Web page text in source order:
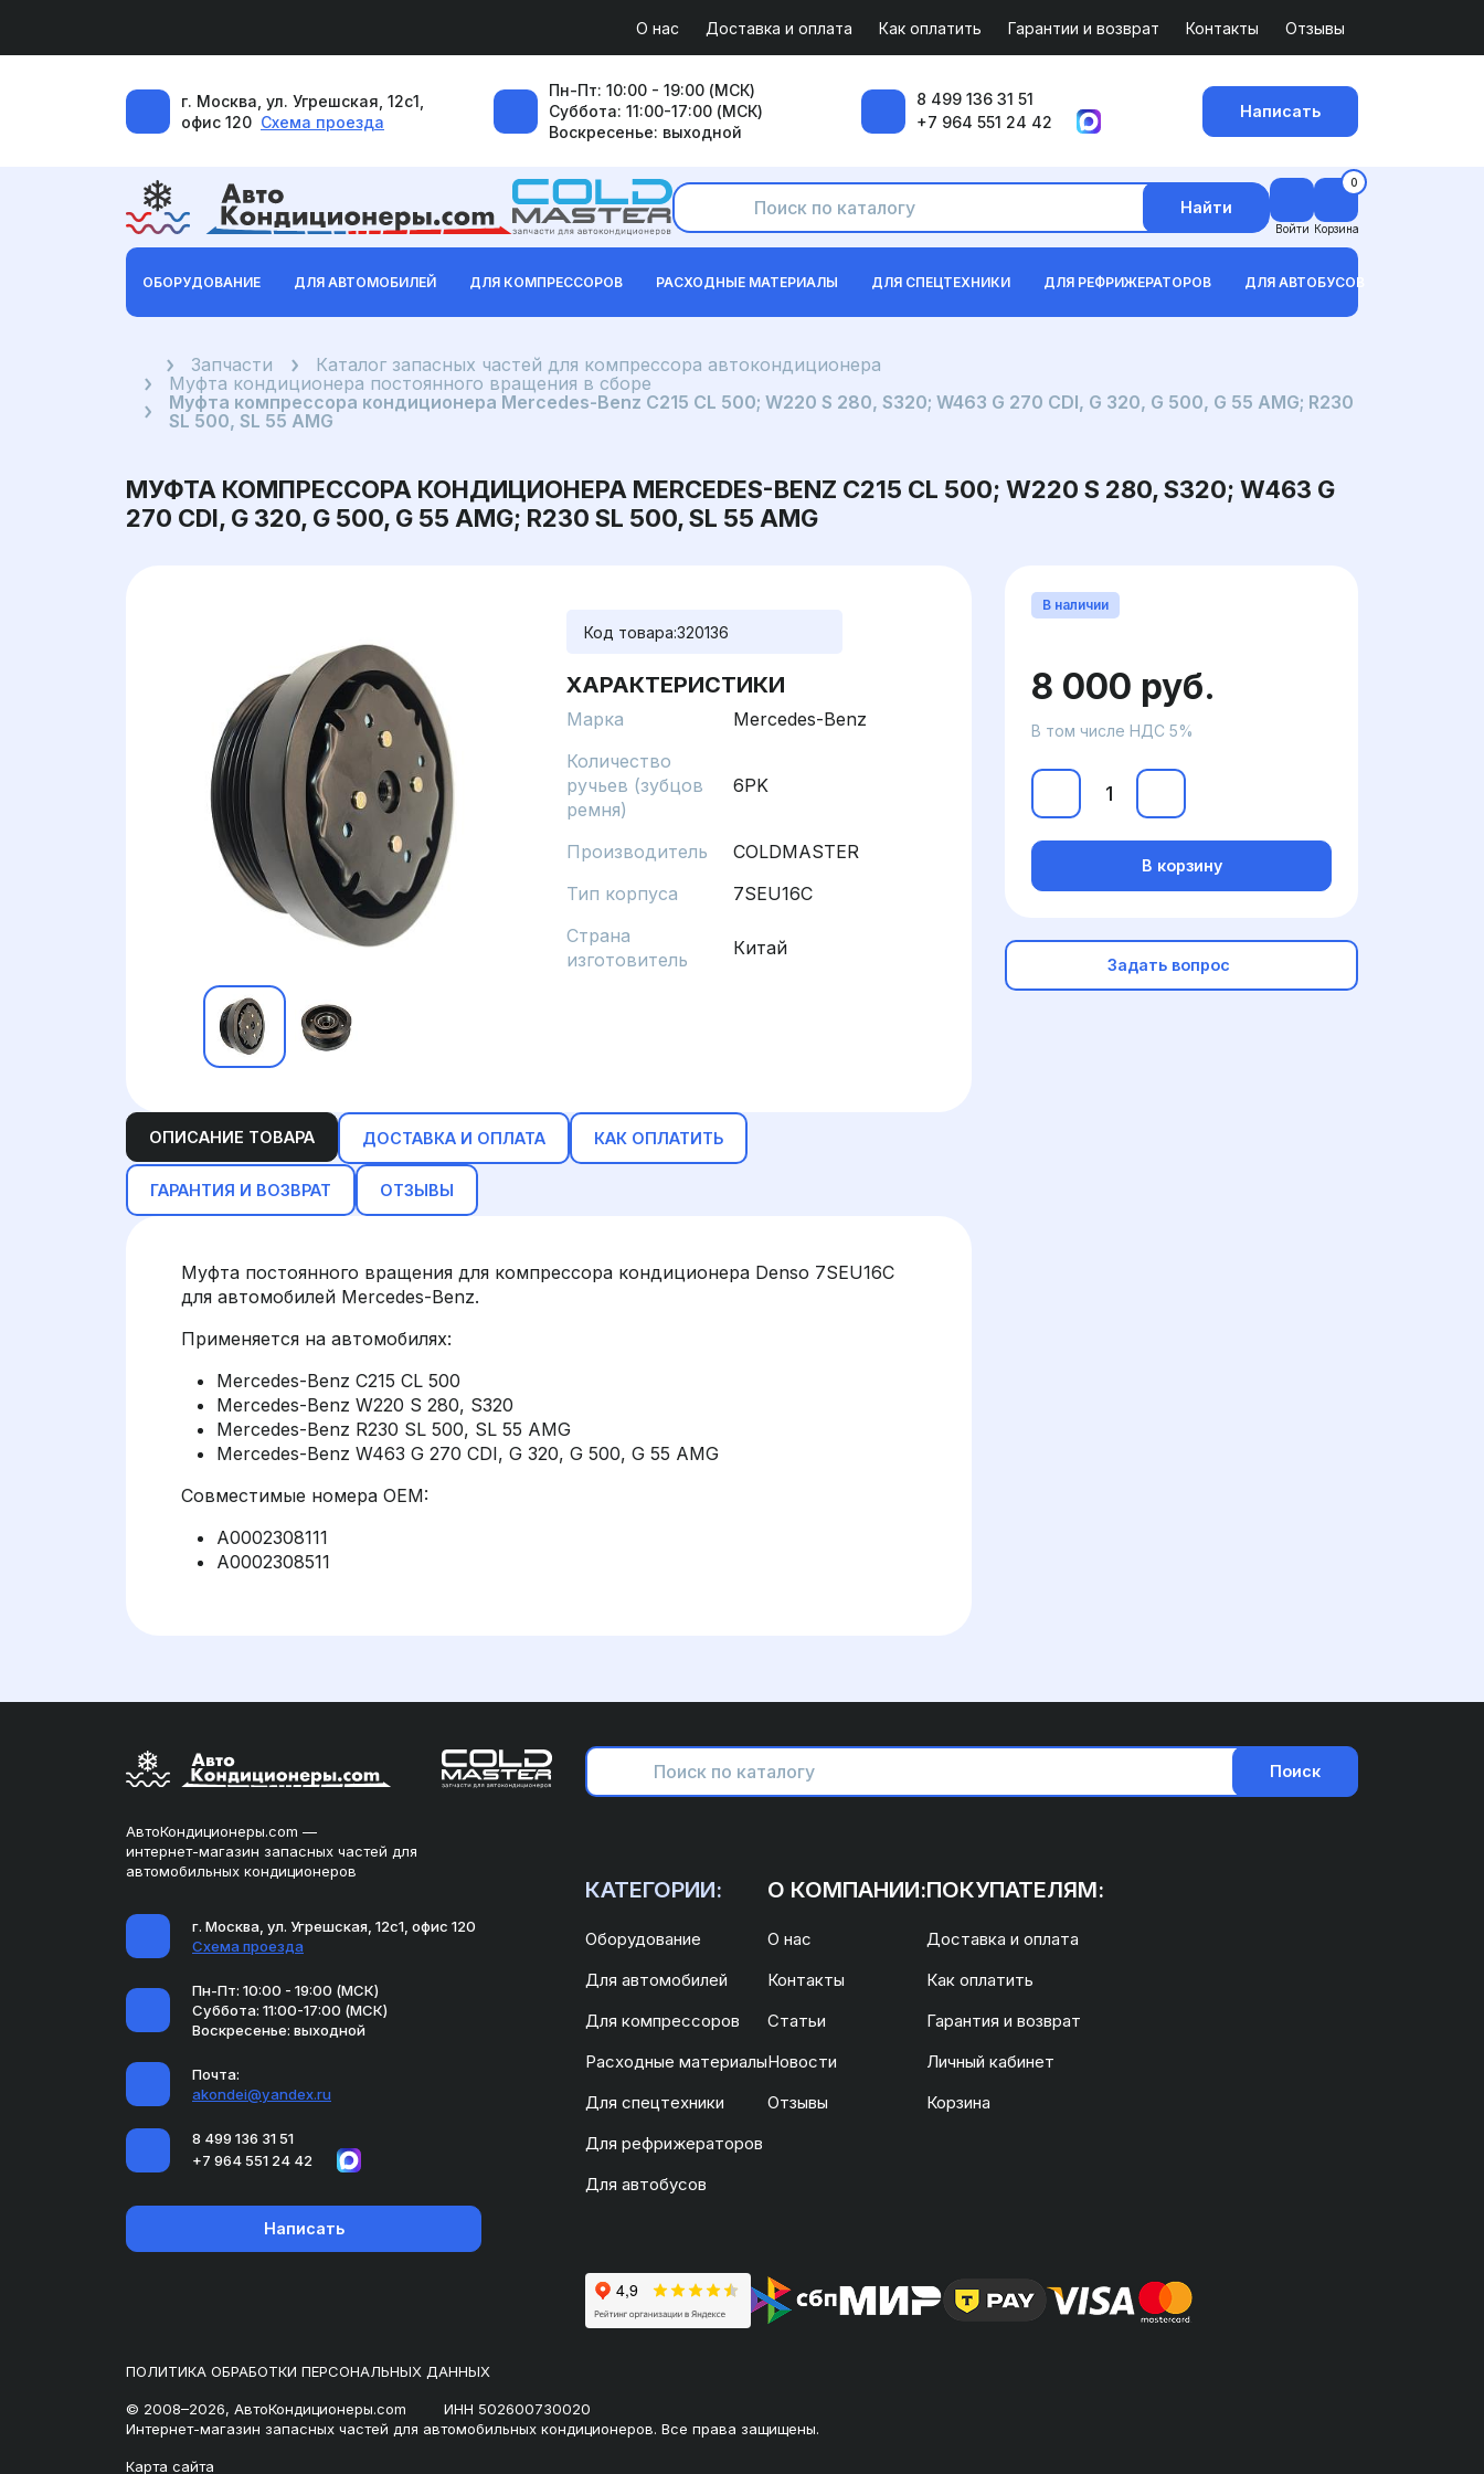
О нас Доставка и оплата Как оплатить Гарантии и возврат Контакты Отзывы
г. Москва, ул. Угрешская, 12с1,
офис 120 Схема проезда
Пн-Пт: 10:00 - 19:00 (МСК)
Суббота: 11:00-17:00 (МСК)
Воскресенье: выходной
8 499 136 31 51
+7 964 551 24 42
Написать
Найти
Войти
0
Корзина
ОБОРУДОВАНИЕ ДЛЯ АВТОМОБИЛЕЙ ДЛЯ КОМПРЕССОРОВ РАСХОДНЫЕ МАТЕРИАЛЫ ДЛЯ СПЕЦТЕХНИКИ ДЛЯ РЕФРИЖЕРАТОРОВ ДЛЯ АВТОБУСОВ
ГлавнаяЗапчасти
Каталог запасных частей для компрессора автокондиционера
Муфта кондиционера постоянного вращения в сборе
Муфта компрессора кондиционера Mercedes-Benz C215 CL 500; W220 S 280, S320; W463 G 270 CDI, G 320, G 500, G 55 AMG; R230
SL 500, SL 55 AMG
МУФТА КОМПРЕССОРА КОНДИЦИОНЕРА MERCEDES-BENZ C215 CL 500; W220 S 280, S320; W463 G
270 CDI, G 320, G 500, G 55 AMG; R230 SL 500, SL 55 AMG
Код товара:320136
ХАРАКТЕРИСТИКИ
Марка
Mercedes-Benz
Количество
ручьев (зубцов
ремня)
6PK
Производитель
COLDMASTER
Тип корпуса
7SEU16C
Страна
изготовитель
Китай
ОПИСАНИЕ ТОВАРА ДОСТАВКА И ОПЛАТА КАК ОПЛАТИТЬ
ГАРАНТИЯ И ВОЗВРАТ ОТЗЫВЫ
Муфта постоянного вращения для компрессора кондиционера Denso 7SEU16C
для автомобилей Mercedes-Benz.
Применяется на автомобилях:
Mercedes-Benz C215 CL 500
Mercedes-Benz W220 S 280, S320
Mercedes-Benz R230 SL 500, SL 55 AMG
Mercedes-Benz W463 G 270 CDI, G 320, G 500, G 55 AMG
Совместимые номера OEM:
A0002308111
A0002308511
В наличии
8 000 руб.
В том числе НДС 5%
В корзину
Задать вопрос
АвтоКондиционеры.com —
интернет-магазин запасных частей для
автомобильных кондиционеров
г. Москва, ул. Угрешская, 12с1, офис 120
Схема проезда
Пн-Пт: 10:00 - 19:00 (МСК)
Суббота: 11:00-17:00 (МСК)
Воскресенье: выходной
Почта:
akondei@yandex.ru
8 499 136 31 51
+7 964 551 24 42
Написать
Поиск
КАТЕГОРИИ:
Оборудование
Для автомобилей
Для компрессоров
Расходные материалы
Для спецтехники
Для рефрижераторов
Для автобусов
О КОМПАНИИ:
О нас
Контакты
Статьи
Новости
Отзывы
ПОКУПАТЕЛЯМ:
Доставка и оплата
Как оплатить
Гарантия и возврат
Личный кабинет
Корзина
ПОЛИТИКА ОБРАБОТКИ ПЕРСОНАЛЬНЫХ ДАННЫХ
© 2008–2026, АвтоКондиционеры.com
ИНН 502600730020
Интернет-магазин запасных частей для автомобильных кондиционеров. Все права защищены.
Карта сайта